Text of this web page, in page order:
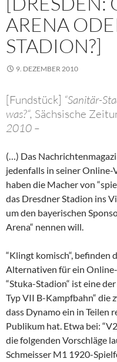
ARENA
STADION?]
9. DEZEMBER 2010
[Fundstück] “Sanitär-
was?“, Sächsische
2010 –
(…) Das
jedenfalls in seiner Online-
haben die Macher von
das Dresdner Stadion ins
um den bayerischen
Arena“ nennen will.
“Klingt komisch“, befinden
Alternativen für ein
“Stuka-Stadion“ ist eine
Typ VII B-Kampfbahn“ die
dass Dynamo ein in Teilen
Publikum hat. Etwa bei:
die folgenden Vorschläge
Schmeisser M1 1920-